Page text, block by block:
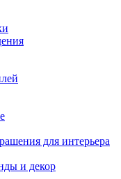
для интерьера
и декор